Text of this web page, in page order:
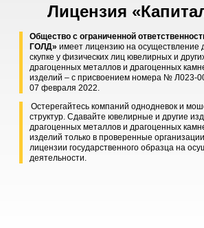
Лицензия
Общество с ограниченной
ГОЛД» имеет лицензию на осуществление
скупке у физических лиц ювелирных и
драгоценных металлов и драгоценных
изделий – с присвоением номера № Л023-
07 февраля 2022.
Остерегайтесь компаний однодневок и
структур. Сдавайте ювелирные и другие
драгоценных металлов и драгоценных
изделий только в проверенные
лицензии государственного образца на
деятельности.